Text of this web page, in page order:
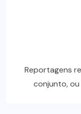
Reportagens
conjunto, ou